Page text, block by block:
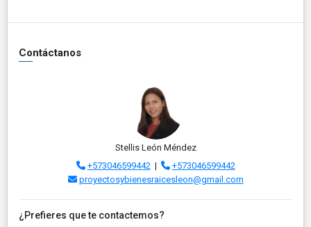
Contáctanos
Stellis León Méndez
+573046599442 |
+573046599442
proyectosybienesraicesleon@gmail.com
¿Prefieres que te contactemos?